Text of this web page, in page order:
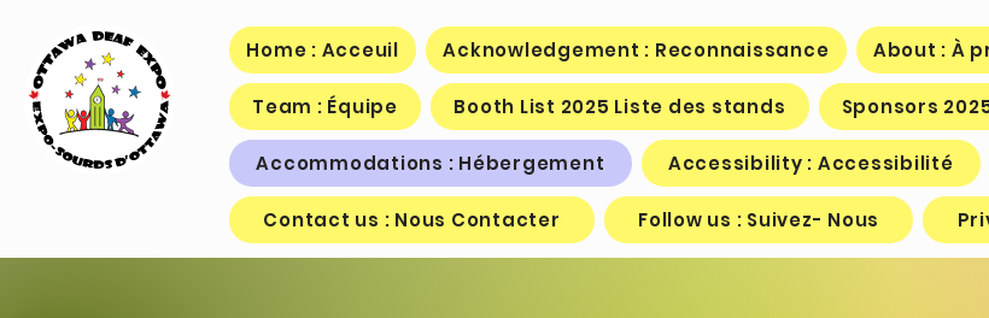
Home : Acceuil Acknowledgement : Reconnaissance About : À
Team : Équipe Booth List 2025 Liste des stands Sponsors
Accommodations : Hébergement Accessibility : Accessibilité
Contact us : Nous Contacter Follow us : Suivez- Nous